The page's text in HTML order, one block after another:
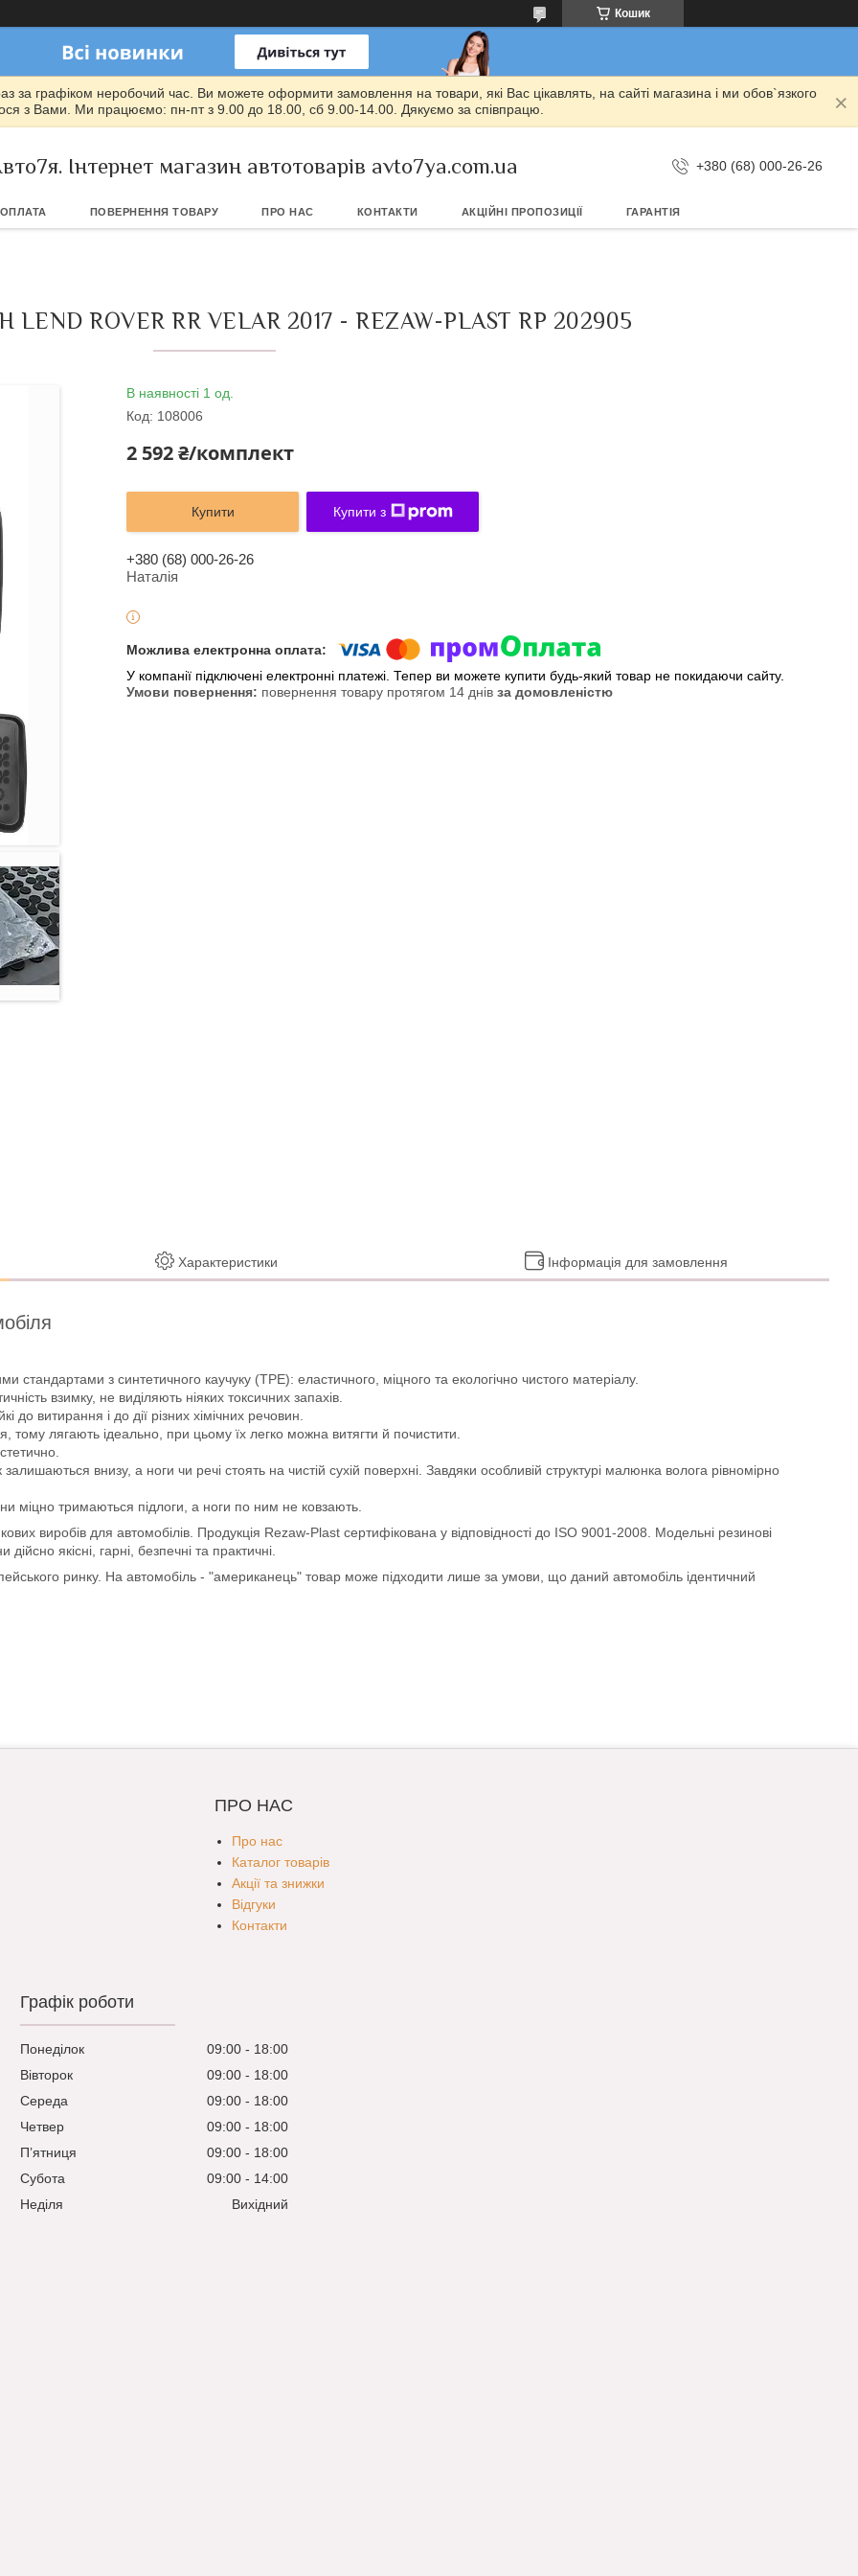
Кошик
за графіком неробочий час. Ви можете оформити замовлення на товари, які Вас цікавлять, на сайті магазина і ми обов`язкого
з Вами. Ми працюємо: пн-пт з 9.00 до 18.00, сб 9.00-14.00. Дякуємо за співпрацю.
Інтернет магазин автотоварів avto7ya.com.ua +380 (68) 000-26-26
ПОВЕРНЕННЯ ТОВАРУ ПРО НАС КОНТАКТИ АКЦІЙНІ ПРОПОЗИЦІЇ ГАРАНТІЯ
ROVER RR VELAR 2017 - REZAW-PLAST RP 202905
В наявності 1 од.
Код: 108006
2 592 ₴/комплект
Купити Купити з
+380 (68) 000-26-26
Наталія
У компанії підключені електронні платежі. Тепер ви можете купити будь-який товар не покидаючи сайту.
повернення товару протягом 14 днів за домовленістю
Характеристики Інформація для замовлення
стандартами з синтетичного каучуку (ТРЕ): еластичного, міцного та екологічно чистого матеріалу.
взимку, не виділяють ніяких токсичних запахів.
до витирання і до дії різних хімічних речовин.
тому лягають ідеально, при цьому їх легко можна витягти й почистити.
внизу, а ноги чи речі стоять на чистій сухій поверхні. Завдяки особливій структурі малюнка волога рівномірно
міцно тримаються підлоги, а ноги по ним не ковзають.
виробів для автомобілів. Продукція Rezaw-Plast сертифікована у відповідності до ISO 9001-2008. Модельні резинові
якісні, гарні, безпечні та практичні.
ринку. На автомобіль - "американець" товар може підходити лише за умови, що даний автомобіль ідентичний
ПРО НАС
Про нас
Каталог товарів
Акції та знижки
Відгуки
Контакти
Графік роботи
Понеділок 09:00
18:00
Вівторок
09:00
18:00
Середа
09:00
18:00
Четвер
09:00
18:00
Пʼятниця
09:00
18:00
Субота
09:00
14:00
Неділя
Вихідний